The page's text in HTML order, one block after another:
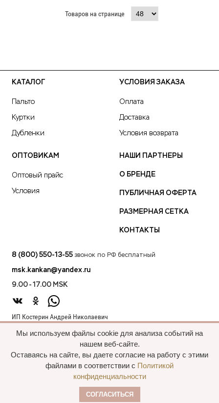
Товаров на странице
КАТАЛОГ
Пальто
Куртки
Дубленки
УСЛОВИЯ ЗАКАЗА
Оплата
Доставка
Условия возврата
ОПТОВИКАМ
Оптовый прайс
Условия
НАШИ ПАРТНЕРЫ
О БРЕНДЕ
ПУБЛИЧНАЯ ОФЕРТА
РАЗМЕРНАЯ СЕТКА
КОНТАКТЫ
8 (800) 550-13-55 звонок по РФ бесплатный
msk.kankan@yandex.ru
9.00 - 17.00 MSK
ИП Костерин Андрей Николаевич
440012, проезд 2-й Лиственный д.20 г. Пенза Пензенская обл.,
Мы используем файлы cookie для анализа событий на
нашем веб-сайте.
Оставаясь на сайте, вы даете согласие на работу с этими
файлами в соответствии с Политикой
конфиденциальности
СОГЛАСИТЬСЯ
Все права сохранены, 2015—2025 Пальто